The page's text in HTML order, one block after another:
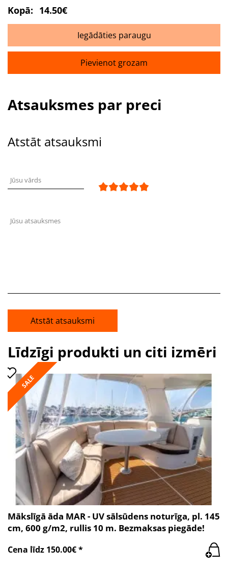
Kopā: 14.50€
Iegādāties paraugu
Pievienot grozam
Atsauksmes par preci
Atstāt atsauksmi
Jūsu vārds
Jūsu atsauksmes
Atstāt atsauksmi
Līdzīgi produkti un citi izmēri
SALE
Mākslīgā āda MAR - UV sālsūdens noturīga, pl. 145
cm, 600 g/m2, rullis 10 m. Bezmaksas piegāde!
Cena līdz 150.00€ *